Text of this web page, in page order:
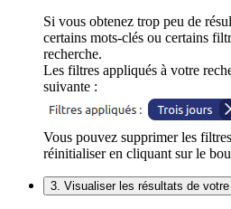
Si vous obtenez trop peu de
certains mots-clés ou certains
recherche.
Les filtres appliqués à votre
suivante :
Vous pouvez supprimer les
réinitialiser en cliquant sur le
3. Visualiser les résultats de